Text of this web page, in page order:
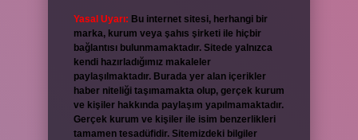
Yasal Uyarı: Bu internet sitesi, herhangi bir
marka, kurum veya şahıs şirketi ile hiçbir
bağlantısı bulunmamaktadır. Sitede yalnızca
kendi hazırladığımız makaleler
paylaşılmaktadır. Burada yer alan içerikler
haber niteliği taşımamakta olup, gerçek kurum
ve kişiler hakkında paylaşım yapılmamaktadır.
Gerçek kurum ve kişiler ile isim benzerlikleri
tamamen tesadüfidir. Sitemizdeki bilgiler